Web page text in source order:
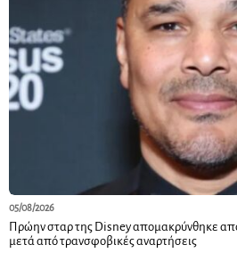
05/08/2026
Πρώην σταρ της Disney απομακρύνθηκε
μετά από τρανσφοβικές αναρτήσεις